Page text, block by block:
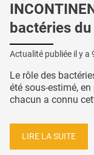
bactéries
Actualité publiée il y a
Le rôle des
été sous-estimé,
chacun a connu
LIRE LA SUITE